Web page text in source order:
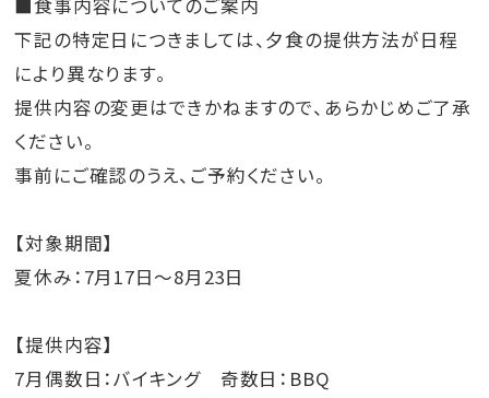
■食事内容についてのご案内
下記の特定日につきましては、夕食の提供方法が日程
により異なります。
提供内容の変更はできかねますので、あらかじめご了承
ください。
事前にご確認のうえ、ご予約ください。
【対象期間】
夏休み：7月17日～8月23日
【提供内容】
7月偶数日：バイキング 奇数日：BBQ